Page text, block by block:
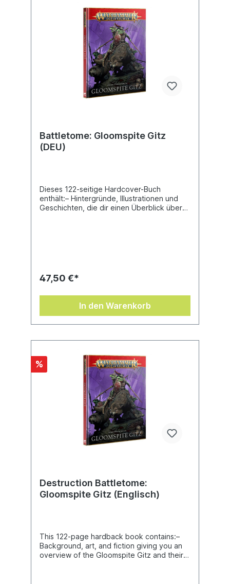
Battletome: Gloomspite Gitz
(DEU)
Dieses 122-seitige Hardcover-Buch
enthält:– Hintergründe, Illustrationen und
Geschichten, die dir einen Überblick über
Macht, Zauber und Manifestationen– 43
samt Tipps zum Spiel und Hobby sowie
eigenen Schriftrollen und
Helden erschaffen kannst– Regeln für zwei
thematische Berühmte Armeen und zwei
Berühmte Regimenter, die anderen Armeen
der Zerstörung hinzugefügt werden
können– Eine praktische Referenzsektion
mit Armeefähigkeiten, Zaubern und
Kampfeigenschaften
47,50 €*
In den Warenkorb
%
Destruction Battletome:
Gloomspite Gitz (Englisch)
This 122-page hardback book contains:–
Background, art, and fiction giving you an
overview of the Gloomspite Gitz and their